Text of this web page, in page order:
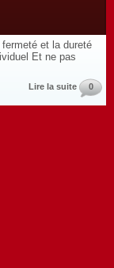
et la dureté
Et ne pas
Lire la suite 0